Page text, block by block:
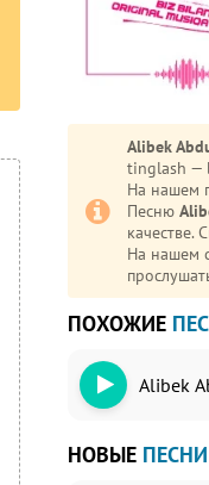
Alibek
tinglash —
На нашем
Песню
качестве. Скачайте Alibek Abdullayev - Challiya mp3 на телефон (Android или iPhone) без регистрации и ограничений.
На нашем
ПОХОЖИЕ
Alibek
НОВЫЕ